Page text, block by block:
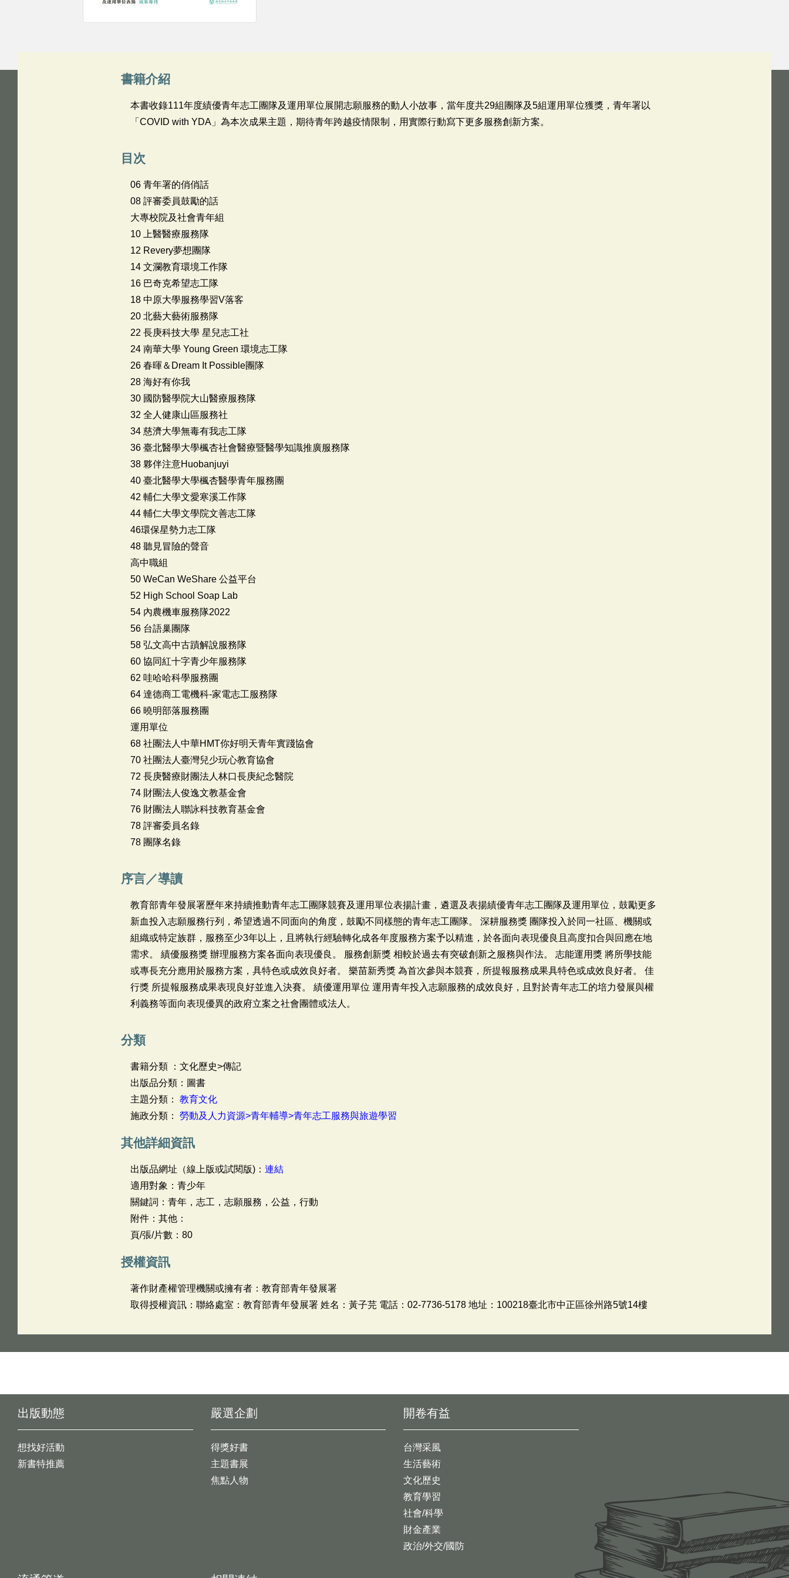
書籍介紹
本書收錄111年度績優青年志工團隊及運用單位展開志願服務的動人小故事，當年度共29組團隊及5組運用單位獲獎，青年署以
「COVID with YDA」為本次成果主題，期待青年跨越疫情限制，用實際行動寫下更多服務創新方案。
目次
06 青年署的俏俏話
08 評審委員鼓勵的話
大專校院及社會青年組
10 上醫醫療服務隊
12 Revery夢想團隊
14 文瀾教育環境工作隊
16 巴奇克希望志工隊
18 中原大學服務學習V落客
20 北藝大藝術服務隊
22 長庚科技大學 星兒志工社
24 南華大學 Young Green 環境志工隊
26 春暉＆Dream It Possible團隊
28 海好有你我
30 國防醫學院大山醫療服務隊
32 全人健康山區服務社
34 慈濟大學無毒有我志工隊
36 臺北醫學大學楓杏社會醫療暨醫學知識推廣服務隊
38 夥伴注意Huobanjuyi
40 臺北醫學大學楓杏醫學青年服務團
42 輔仁大學文愛寒溪工作隊
44 輔仁大學文學院文善志工隊
46環保星勢力志工隊
48 聽見冒險的聲音
高中職組
50 WeCan WeShare 公益平台
52 High School Soap Lab
54 內農機車服務隊2022
56 台語巢團隊
58 弘文高中古蹟解說服務隊
60 協同紅十字青少年服務隊
62 哇哈哈科學服務團
64 達德商工電機科-家電志工服務隊
66 曉明部落服務團
運用單位
68 社團法人中華HMT你好明天青年實踐協會
70 社團法人臺灣兒少玩心教育協會
72 長庚醫療財團法人林口長庚紀念醫院
74 財團法人俊逸文教基金會
76 財團法人聯詠科技教育基金會
78 評審委員名錄
78 團隊名錄
序言／導讀
教育部青年發展署歷年來持續推動青年志工團隊競賽及運用單位表揚計畫，遴選及表揚績優青年志工團隊及運用單位，鼓勵更多
新血投入志願服務行列，希望透過不同面向的角度，鼓勵不同樣態的青年志工團隊。 深耕服務獎 團隊投入於同一社區、機關或
組織或特定族群，服務至少3年以上，且將執行經驗轉化成各年度服務方案予以精進，於各面向表現優良且高度扣合與回應在地
需求。 績優服務獎 辦理服務方案各面向表現優良。 服務創新獎 相較於過去有突破創新之服務與作法。 志能運用獎 將所學技能
或專長充分應用於服務方案，具特色或成效良好者。 樂苗新秀獎 為首次參與本競賽，所提報服務成果具特色或成效良好者。 佳
行獎 所提報服務成果表現良好並進入決賽。 績優運用單位 運用青年投入志願服務的成效良好，且對於青年志工的培力發展與權
利義務等面向表現優異的政府立案之社會團體或法人。
分類
書籍分類 ：文化歷史>傳記
出版品分類：圖書
主題分類： 教育文化
施政分類： 勞動及人力資源>青年輔導>青年志工服務與旅遊學習
其他詳細資訊
出版品網址（線上版或試閱版)： 連結
適用對象：青少年
關鍵詞：青年，志工，志願服務，公益，行動
附件：其他：
頁/張/片數：80
授權資訊
著作財產權管理機關或擁有者：教育部青年發展署
取得授權資訊：聯絡處室：教育部青年發展署 姓名：黃子芫 電話：02-7736-5178 地址：100218臺北市中正區徐州路5號14樓
出版動態
想找好活動
新書特推薦
開卷有益
台灣采風
生活藝術
文化歷史
教育學習
社會/科學
財金產業
政治/外交/國防
嚴選企劃
得獎好書
主題書展
焦點人物